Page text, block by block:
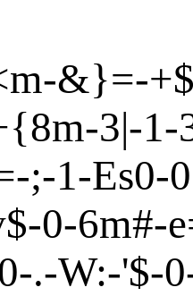
m-&}=-
8m-3|-1-
-;-1-Es0-
$-0-6m#-e
-.-W:-'$-0